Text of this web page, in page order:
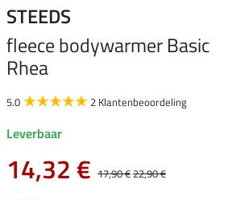
STEEDS
fleece bodywarmer Basic
Rhea
5.0 2 Klantenbeoordeling
Leverbaar
14,32 € 17,90 €22,90 €